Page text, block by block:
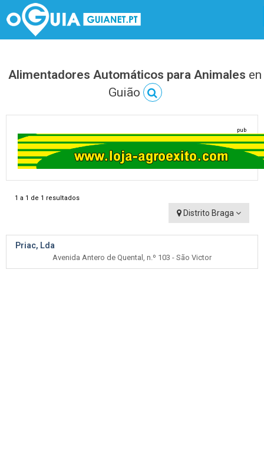
Alimentadores Automáticos para Animales en
Guião
pub
1 a 1 de 1 resultados
Distrito Braga
Priac, Lda
Avenida Antero de Quental, n.º 103 - São Victor